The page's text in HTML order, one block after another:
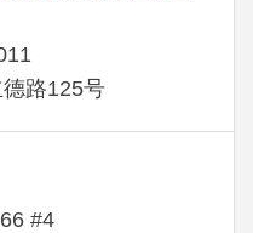
路125号
#4